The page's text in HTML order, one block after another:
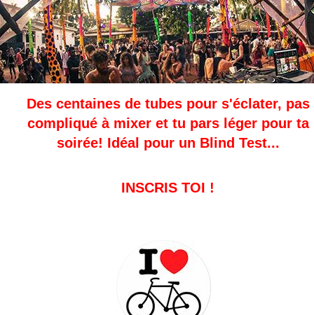
Des centaines de tubes pour s'éclater, pas
compliqué à mixer et tu pars léger pour ta
soirée! Idéal pour un Blind Test...
INSCRIS TOI !